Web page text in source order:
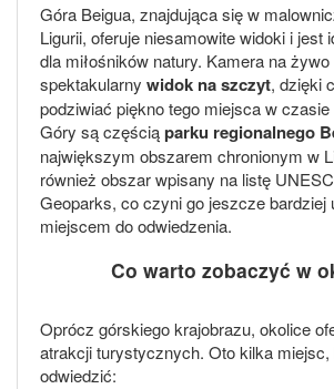
Góra Beigua, znajdująca się w
Ligurii, oferuje niesamowite widoki i jest
dla miłośników natury. Kamera na
spektakularny widok na szczyt, dzięki
podziwiać piękno tego miejsca w
Góry są częściąparku regionalnego
największym obszarem chronionym w
również obszar wpisany na listę
Geoparks, co czyni go jeszcze bardziej
miejscem do odwiedzenia.
Co warto zobaczyć w
Oprócz górskiego krajobrazu, okolice
atrakcji turystycznych. Oto kilka miejsc,
odwiedzić: